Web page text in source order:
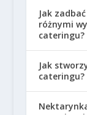
Jak
różnymi
cateringu?
Jak
cateringu?